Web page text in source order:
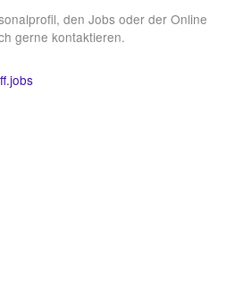
den Jobs oder der Online
gerne kontaktieren.